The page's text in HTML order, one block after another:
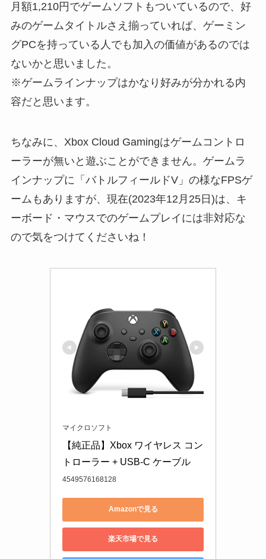
月額1,210円でゲームソフトもついているので、好
みのゲームタイトルさえ揃っていれば、ゲーミン
グPCを持っている人でも加入の価値があるのでは
ないかと思いました。
※ゲームラインナップはかなり好みが分かれる内
容だと思います。
ちなみに、Xbox Cloud Gamingはゲームコントロ
ーラーが無いと遊ぶことができません。ゲームラ
インナップに「バトルフィールドV」の様なFPSゲ
ームもありますが、現在(2023年12月25日)は、キ
ーボード・マウスでのゲームプレイには非対応な
ので気をつけてくださいね！
マイクロソフト
【純正品】Xbox ワイヤレス コン
トローラー + USB-C ケーブル
4549576168128
Amazonで見る
楽天市場で見る